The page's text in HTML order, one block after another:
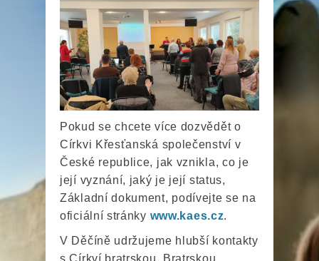
Pokud se chcete více dozvědět o
Církvi Křesťanská společenství v
České republice, jak vznikla, co je
její vyznání, jaký je její status,
Základní dokument, podívejte se na
oficiální stránky www.kaes.cz.
V Děčíně udržujeme hlubší kontakty